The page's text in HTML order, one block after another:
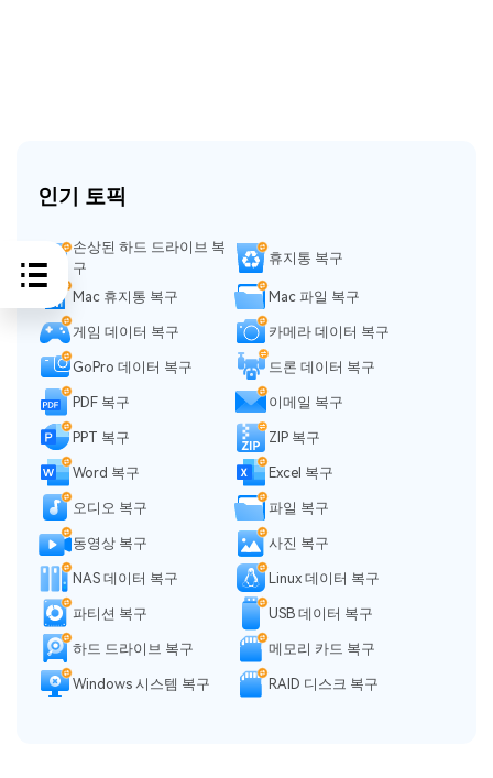
인기 토픽
손상된 하드 드라이브 복
구
휴지통 복구
Mac 휴지통 복구 Mac 파일 복구
게임 데이터 복구 카메라 데이터 복구
GoPro 데이터 복구 드론 데이터 복구
PDF 복구 이메일 복구
PPT 복구 ZIP 복구
Word 복구 Excel 복구
오디오 복구 파일 복구
동영상 복구 사진 복구
NAS 데이터 복구 Linux 데이터 복구
파티션 복구 USB 데이터 복구
하드 드라이브 복구 메모리 카드 복구
Windows 시스템 복구 RAID 디스크 복구